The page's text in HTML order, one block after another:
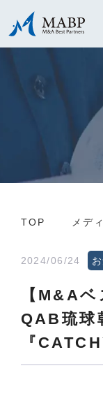
TOP メデ
2024/06/24
【M&A
QAB琉球
『